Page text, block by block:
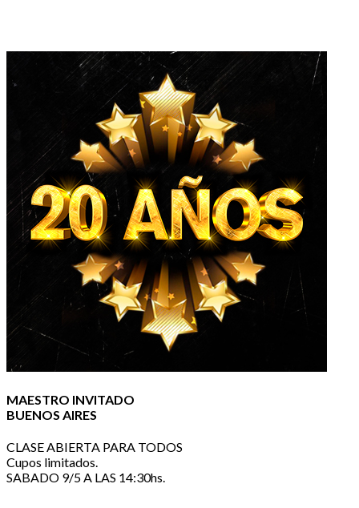
MAESTRO INVITADO
BUENOS AIRES
CLASE ABIERTA PARA TODOS
Cupos limitados.
SABADO 9/5 A LAS 14:30hs.